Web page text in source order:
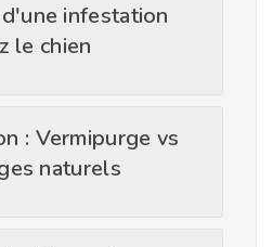
infestation
le chien
: Vermipurge vs
naturels